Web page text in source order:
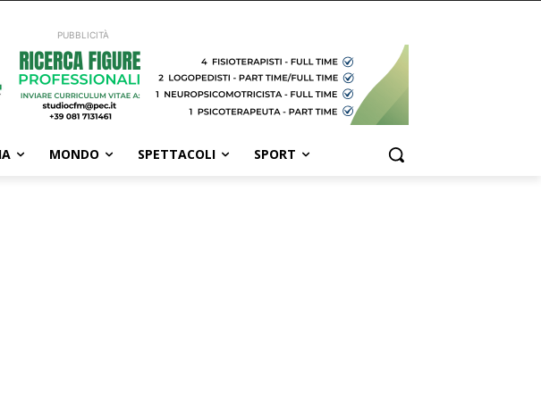
PUBBLICITÀ
MONDO SPETTACOLI SPORT